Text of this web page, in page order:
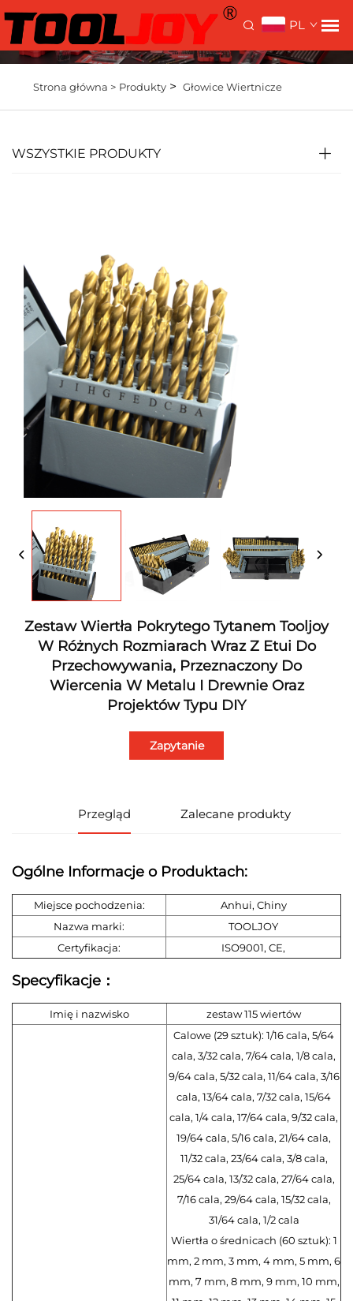
PL
Strona główna > Produkty> Głowice Wiertnicze
WSZYSTKIE PRODUKTY
Zestaw Wiertła Pokrytego Tytanem Tooljoy
W Różnych Rozmiarach Wraz Z Etui Do
Przechowywania, Przeznaczony Do
Wiercenia W Metalu I Drewnie Oraz
Projektów Typu DIY
Zapytanie
Przegląd Zalecane produkty
Ogólne Informacje o Produktach:
Miejsce pochodzenia:
Anhui, Chiny
Nazwa marki:
TOOLJOY
Certyfikacja:
ISO9001, CE,
Specyfikacje：
Imię i nazwisko zestaw 115 wiertów
Calowe (29 sztuk): 1/16 cala, 5/64
cala, 3/32 cala, 7/64 cala, 1/8 cala,
9/64 cala, 5/32 cala, 11/64 cala, 3/16
cala, 13/64 cala, 7/32 cala, 15/64
cala, 1/4 cala, 17/64 cala, 9/32 cala,
19/64 cala, 5/16 cala, 21/64 cala,
11/32 cala, 23/64 cala, 3/8 cala,
25/64 cala, 13/32 cala, 27/64 cala,
7/16 cala, 29/64 cala, 15/32 cala,
31/64 cala, 1/2 cala
Wiertła o średnicach (60 sztuk): 1
mm, 2 mm, 3 mm, 4 mm, 5 mm, 6
mm, 7 mm, 8 mm, 9 mm, 10 mm,